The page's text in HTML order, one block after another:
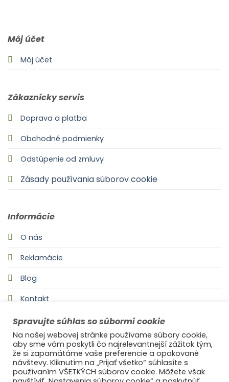
Môj účet
Môj účet
Zákaznícky servis
Doprava a platba
Obchodné podmienky
Odstúpenie od zmluvy
Zásady používania súborov cookie
Informácie
O nás
Reklamácie
Blog
Kontakt
Spravujte súhlas so súbormi cookie
Na našej webovej stránke používame súbory cookie,
aby sme vám poskytli čo najrelevantnejší zážitok tým,
že si zapamätáme vaše preferencie a opakované
návštevy. Kliknutím na „Prijať všetko“ súhlasíte s
používaním VŠETKÝCH súborov cookie. Môžete však